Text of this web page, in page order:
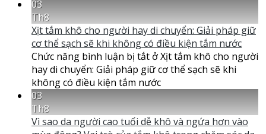
03
Th8
Xịt tắm khô cho người hay di chuyển: Giải pháp giữ
cơ thể sạch sẽ khi không có điều kiện tắm nước
Chức năng bình luận bị tắt ở Xịt tắm khô cho người
hay di chuyển: Giải pháp giữ cơ thể sạch sẽ khi
không có điều kiện tắm nước
03
Th8
Vì sao da người cao tuổi dễ khô và ngứa hơn vào